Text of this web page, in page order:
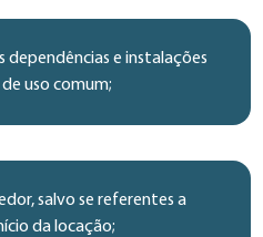
dependências e instalações
uso comum;
salvo se referentes a
da locação;